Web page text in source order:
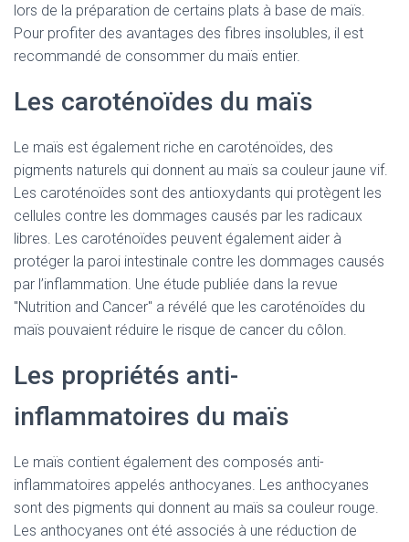
lors de la préparation de certains plats à base de maïs.
Pour profiter des avantages des fibres insolubles, il est
recommandé de consommer du maïs entier.
Les caroténoïdes du maïs
Le maïs est également riche en caroténoïdes, des
pigments naturels qui donnent au maïs sa couleur jaune vif.
Les caroténoïdes sont des antioxydants qui protègent les
cellules contre les dommages causés par les radicaux
libres. Les caroténoïdes peuvent également aider à
protéger la paroi intestinale contre les dommages causés
par l’inflammation. Une étude publiée dans la revue
"Nutrition and Cancer" a révélé que les caroténoïdes du
maïs pouvaient réduire le risque de cancer du côlon.
Les propriétés anti-
inflammatoires du maïs
Le maïs contient également des composés anti-
inflammatoires appelés anthocyanes. Les anthocyanes
sont des pigments qui donnent au maïs sa couleur rouge.
Les anthocyanes ont été associés à une réduction de